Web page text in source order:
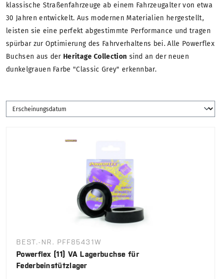
klassische Straßenfahrzeuge ab einem Fahrzeugalter von etwa
30 Jahren entwickelt. Aus modernen Materialien hergestellt,
leisten sie eine perfekt abgestimmte Performance und tragen
spürbar zur Optimierung des Fahrverhaltens bei. Alle Powerflex
Buchsen aus der Heritage Collection sind an der neuen
dunkelgrauen Farbe "Classic Grey" erkennbar.
BEST.-NR. PFF85431W
Powerflex (11) VA Lagerbuchse für
Federbeinstützlager